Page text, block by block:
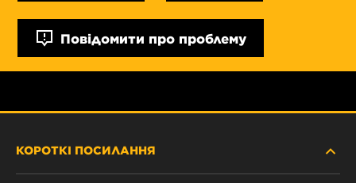
Повідомити про проблему
КОРОТКІ ПОСИЛАННЯ